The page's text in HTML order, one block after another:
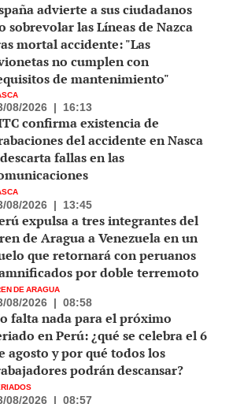
advierte a sus ciudadanos
sobrevolar las Líneas de Nazca
mortal accidente: "Las
no cumplen con
de mantenimiento"
08/2026 | 16:13
confirma existencia de
del accidente en Nasca
fallas en las
08/2026 | 13:45
expulsa a tres integrantes del
de Aragua a Venezuela en un
que retornará con peruanos
por doble terremoto
DE ARAGUA
08/2026 | 08:58
falta nada para el próximo
en Perú: ¿qué se celebra el 6
agosto y por qué todos los
podrán descansar?
08/2026 | 08:57